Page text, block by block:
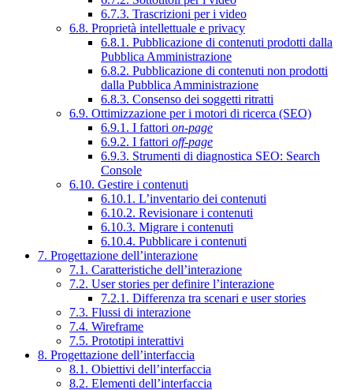
6.7.3. Trascrizioni per i video
6.8. Proprietà intellettuale e privacy
6.8.1. Pubblicazione di contenuti prodotti dalla
Pubblica Amministrazione
6.8.2. Pubblicazione di contenuti non prodotti
dalla Pubblica Amministrazione
6.8.3. Consenso dei soggetti ritratti
6.9. Ottimizzazione per i motori di ricerca (SEO)
6.9.1. I fattori on-page
6.9.2. I fattori off-page
6.9.3. Strumenti di diagnostica SEO: Search
Console
6.10. Gestire i contenuti
6.10.1. L’inventario dei contenuti
6.10.2. Revisionare i contenuti
6.10.3. Migrare i contenuti
6.10.4. Pubblicare i contenuti
7. Progettazione dell’interazione
7.1. Caratteristiche dell’interazione
7.2. User stories per definire l’interazione
7.2.1. Differenza tra scenari e user stories
7.3. Flussi di interazione
7.4. Wireframe
7.5. Prototipi interattivi
8. Progettazione dell’interfaccia
8.1. Obiettivi dell’interfaccia
8.2. Elementi dell’interfaccia